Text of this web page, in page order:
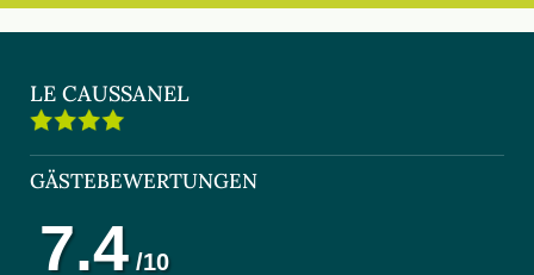
LE CAUSSANEL
GÄSTEBEWERTUNGEN